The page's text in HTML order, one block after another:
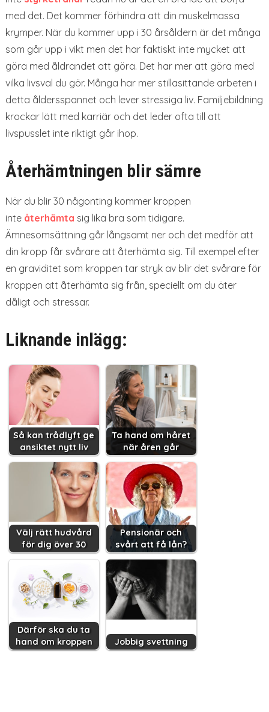
med det. Det kommer förhindra att din muskelmassa
krymper. När du kommer upp i 30 årsåldern är det många
som går upp i vikt men det har faktiskt inte mycket att
göra med åldrandet att göra. Det har mer att göra med
vilka livsval du gör. Många har mer stillasittande arbeten i
detta åldersspannet och lever stressiga liv. Familjebildning
krockar lätt med karriär och det leder ofta till att
livspusslet inte riktigt går ihop.
Återhämtningen blir sämre
När du blir 30 någonting kommer kroppen
inte återhämta sig lika bra som tidigare.
Ämnesomsättning går långsamt ner och det medför att
din kropp får svårare att återhämta sig. Till exempel efter
en graviditet som kroppen tar stryk av blir det svårare för
kroppen att återhämta sig från, speciellt om du äter
dåligt och stressar.
Liknande inlägg:
Så kan trådlyft ge
ansiktet nytt liv
Ta hand om håret
när åren går
Välj rätt hudvård
för dig över 30
Pensionär och
svårt att få lån?
Därför ska du ta
hand om kroppen
Jobbig svettning